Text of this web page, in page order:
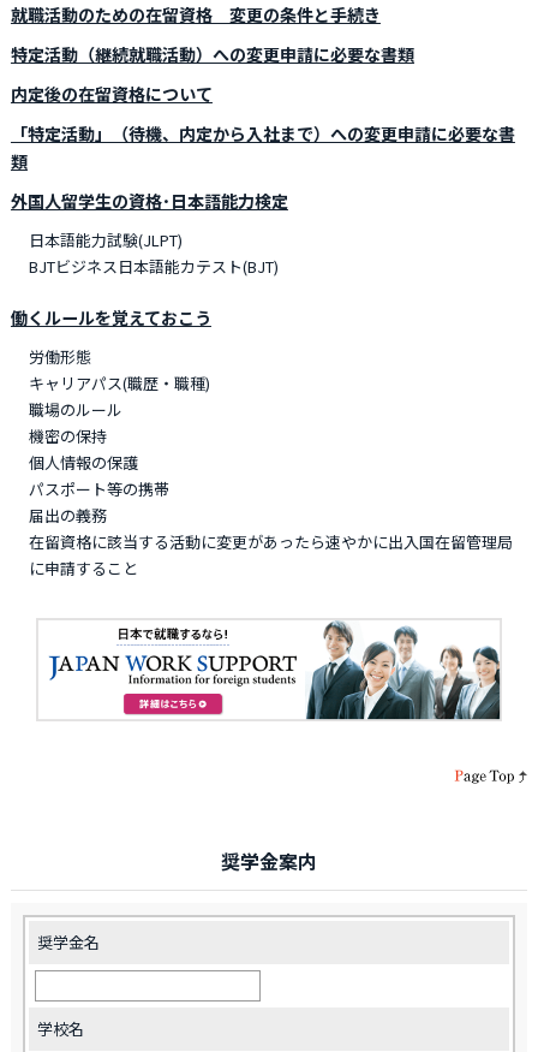
就職活動のための在留資格 変更の条件と手続き
特定活動（継続就職活動）への変更申請に必要な書類
内定後の在留資格について
「特定活動」（待機、内定から入社まで）への変更申請に必要な書
類
外国人留学生の資格･日本語能力検定
日本語能力試験(JLPT)
BJTビジネス日本語能カテスト(BJT)
働くルールを覚えておこう
労働形態
キャリアパス(職歴・職種)
職場のルール
機密の保持
個人情報の保護
パスポート等の携帯
届出の義務
在留資格に該当する活動に変更があったら速やかに出入国在留管理局
に申請すること
奨学金案内
奨学金名
学校名